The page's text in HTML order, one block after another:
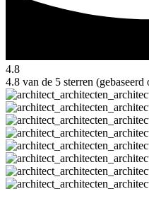
4.8
4.8 van de 5 sterren (gebaseerd